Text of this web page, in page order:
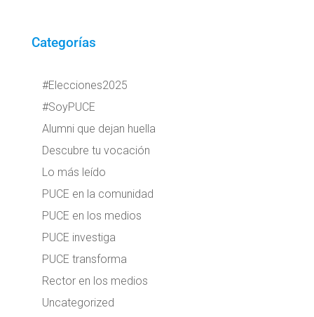
Categorías
#Elecciones2025
#SoyPUCE
Alumni que dejan huella
Descubre tu vocación
Lo más leído
PUCE en la comunidad
PUCE en los medios
PUCE investiga
PUCE transforma
Rector en los medios
Uncategorized